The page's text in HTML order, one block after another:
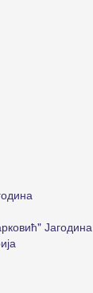
Јагодина